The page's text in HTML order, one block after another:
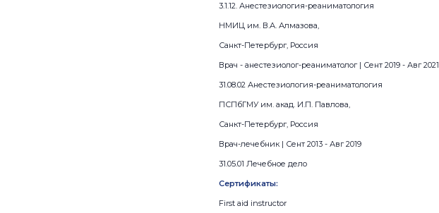
3.1.12. Анестезиология-реаниматология
НМИЦ им. В.А. Алмазова,
Санкт-Петербург, Россия
Врач - анестезиолог-реаниматолог | Сент 2019 - Авг 2021
31.08.02 Анестезиология-реаниматология
ПСПбГМУ им. акад. И.П. Павлова,
Санкт-Петербург, Россия
Врач-лечебник | Сент 2013 - Авг 2019
31.05.01 Лечебное дело
Сертификаты:
First aid instructor